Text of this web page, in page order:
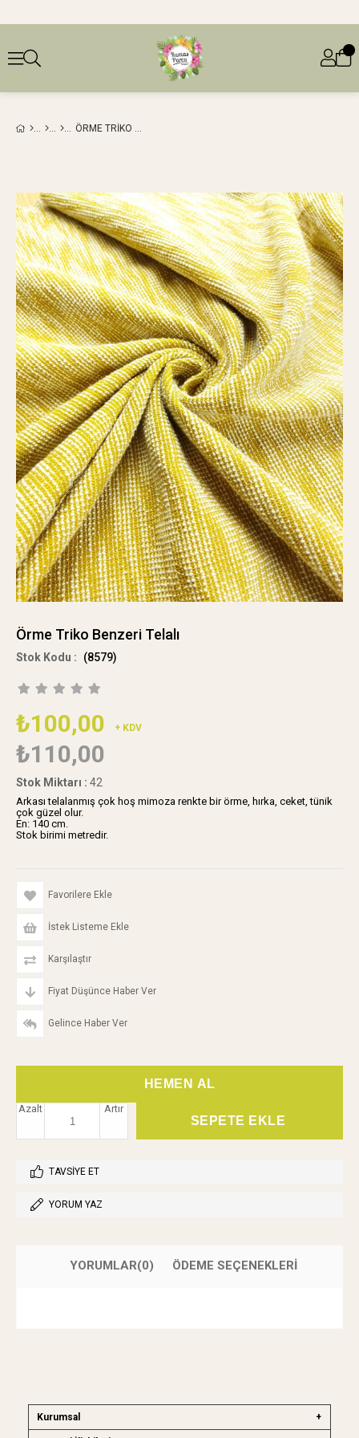
ÖRME TRIKO BENZERI TELALI
Örme Triko Benzeri Telalı
(8579)
₺100,00 + KDV
₺110,00
Stok Miktarı : 42
Arkası telalanmış çok hoş mimoza renkte bir örme, hırka, ceket, tünik
çok güzel olur.
En: 140 cm.
Stok birimi metredir.
Favorilere Ekle
İstek Listeme Ekle
Karşılaştır
Fiyat Düşünce Haber Ver
Gelince Haber Ver
Artır
Azalt
TAVSIYE ET
YORUM YAZ
YORUMLAR(0) ÖDEME SEÇENEKLERI
Kurumsal